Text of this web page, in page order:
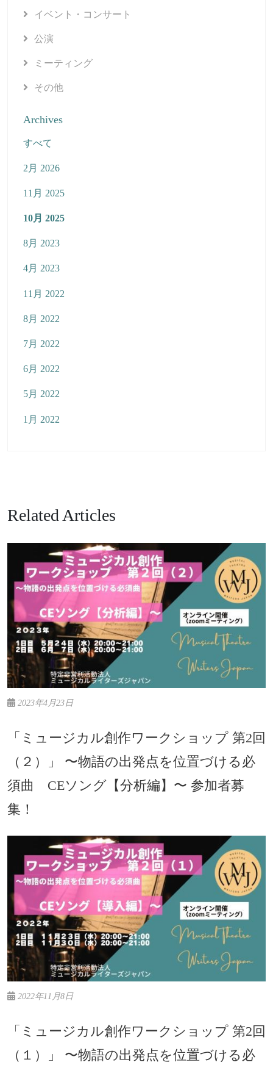
イベント・コンサート
公演
ミーティング
その他
Archives
すべて
2月 2026
11月 2025
10月 2025
8月 2023
4月 2023
11月 2022
8月 2022
7月 2022
6月 2022
5月 2022
1月 2022
Related Articles
2023年4月23日
「ミュージカル創作ワークショップ 第2回
（２）」 〜物語の出発点を位置づける必
須曲 CEソング【分析編】〜 参加者募
集！
2022年11月8日
「ミュージカル創作ワークショップ 第2回
（１）」 〜物語の出発点を位置づける必